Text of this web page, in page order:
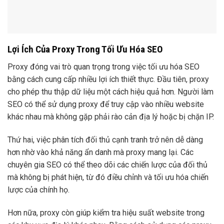
Lợi Ích Của Proxy Trong Tối Ưu Hóa SEO
Proxy đóng vai trò quan trọng trong việc tối ưu hóa SEO
bằng cách cung cấp nhiều lợi ích thiết thực. Đầu tiên, proxy
cho phép thu thập dữ liệu một cách hiệu quả hơn. Người làm
SEO có thể sử dụng proxy để truy cập vào nhiều website
khác nhau mà không gặp phải rào cản địa lý hoặc bị chặn IP.
Thứ hai, việc phân tích đối thủ cạnh tranh trở nên dễ dàng
hơn nhờ vào khả năng ẩn danh mà proxy mang lại. Các
chuyên gia SEO có thể theo dõi các chiến lược của đối thủ
mà không bị phát hiện, từ đó điều chỉnh và tối ưu hóa chiến
lược của chính họ.
Hơn nữa, proxy còn giúp kiểm tra hiệu suất website trong